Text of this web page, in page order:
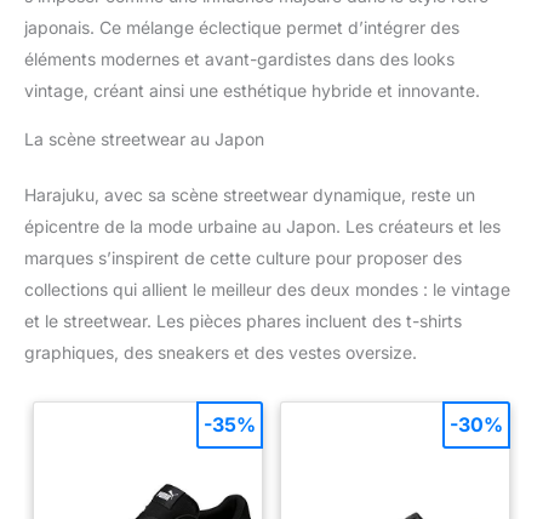
japonais. Ce mélange éclectique permet d’intégrer des
éléments modernes et avant-gardistes dans des looks
vintage, créant ainsi une esthétique hybride et innovante.
La scène streetwear au Japon
Harajuku, avec sa scène streetwear dynamique, reste un
épicentre de la mode urbaine au Japon. Les créateurs et les
marques s’inspirent de cette culture pour proposer des
collections qui allient le meilleur des deux mondes : le vintage
et le streetwear. Les pièces phares incluent des t-shirts
graphiques, des sneakers et des vestes oversize.
-35% -30%